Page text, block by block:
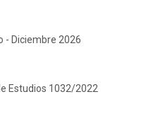
- Diciembre 2026
Estudios 1032/2022